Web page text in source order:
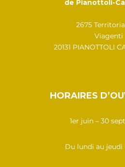
de Pianottoli-
2675
Viagenti
20131 PIANOTTOLI
HORAIRES
1er juin – 30
Du lundi au jeudi